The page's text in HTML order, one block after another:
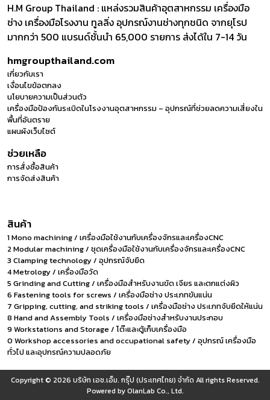
H.M Group Thailand : แหล่งรวมสินค้าอุตสาหกรรม เครื่องมือ
ช่าง เครื่องมือโรงงาน ทูลลิ่ง อุปกรณ์งานช่างทุกชนิด จากยุโรป
มากกว่า 500 แบรนด์ชั้นนำ 65,000 รายการ ส่งได้ใน 7-14 วัน
hmgroupthailand.com
เกี่ยวกับเรา
เงื่อนไขข้อตกลง
นโยบายความเป็นส่วนตัว
เครื่องมือป้องกันระเบิดในโรงงานอุตสาหกรรม – อุปกรณ์ที่ช่วยลดความเสี่ยงใน
พื้นที่อันตราย
แผนผังเว็บไซต์
ช่วยเหลือ
การสั่งซื้อสินค้า
การจัดส่งสินค้า
สินค้า
1 Mono machining / เครื่องมือใช้งานกับเครื่องจักรและเครื่องCNC
2 Modular machining / ชุดเครื่องมือใช้งานกับเครื่องจักรและเครื่องCNC
3 Clamping technology / อุปกรณ์จับยึด
4 Metrology / เครื่องมือวัด
5 Grinding and Cutting / เครื่องมือสำหรับงานขัด เจียร และตกแต่งผิว
6 Fastening tools for screws / เครื่องมือช่าง ประเภทขันแน่น
7 Gripping, cutting, and striking tools / เครื่องมือช่าง ประเภทจับยึดให้แน่น
8 Hand and Assembly Tools / เครื่องมือช่างสำหรับงานประกอบ
9 Workstations and Storage / โต๊ะและตู้เก็บเครื่องมือ
0 Workshop accessories and occupational safety / อุปกรณ์ เครื่องมือ
ทั่วไป และอุปกรณ์ความปลอดภัย
Copyright © 2026 บริษัท เอช.เอ็ม. กรุ๊ป (ประเทศไทย) จำกัด All rights Reserved.
Powered byOlanLab Co., Ltd.